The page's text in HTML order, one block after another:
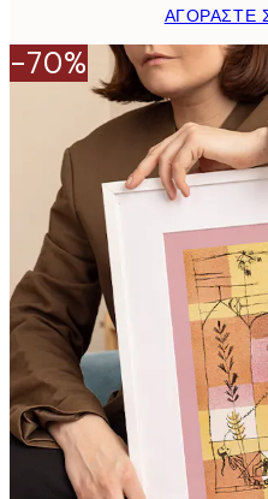
ΑΓΟΡΑΣΤΕ
-70%